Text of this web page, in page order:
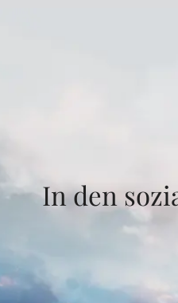
In den